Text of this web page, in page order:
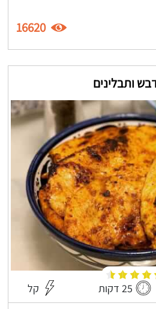
16620
ותבלינים
25 דקות קל